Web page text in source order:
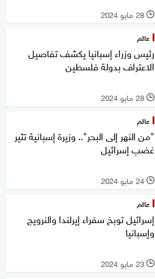
l 28 مايو 2024
عالم
رئيس وزراء إسبانيا يكشف تفاصيل
الاعتراف بدولة فلسطين
l 28 مايو 2024
عالم
"من النهر إلى البحر".. وزيرة إسبانية تثير
غضب إسرائيل
l 24 مايو 2024
عالم
إسرائيل توبخ سفراء إيرلندا والنرويج
وإسبانيا
l 23 مايو 2024